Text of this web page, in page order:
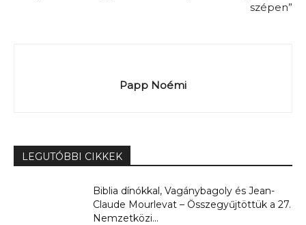
szépen”
Papp Noémi
LEGUTÓBBI CIKKEK
Biblia dínókkal, Vagánybagoly és Jean-
Claude Mourlevat – Összegyűjtöttük a 27.
Nemzetközi...